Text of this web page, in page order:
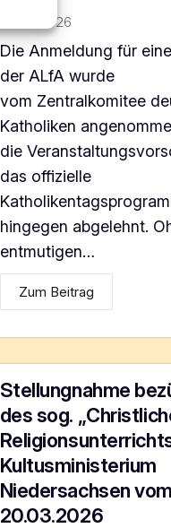
8. Mai 2026
Die Anmeldung für
der ALfA wurde
vom Zentralkomitee
Katholiken
die
das offizielle
hingegen abgelehnt.
entmutigen…
Zum Beitrag
Stellungnahme
des sog.
Kultusministerium
Niedersachsen vom
20.03.2026